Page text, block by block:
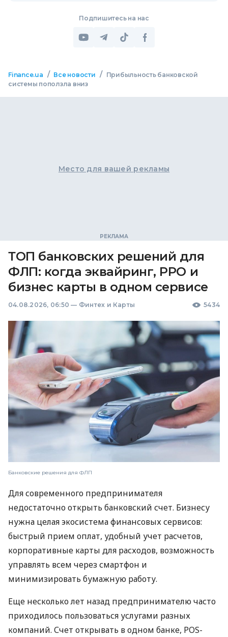
Подпишитесь на нас
Finance.ua / Все новости /
Прибыльность банковской
системы поползла вниз
Место для вашей рекламы
ТОП банковских решений для
ФЛП: когда эквайринг, РРО и
бизнес карты в одном сервисе
04.08.2026, 06:50 — Финтех и Карты 5434
Банковские решения для ФЛП
Для современного предпринимателя
недостаточно открыть банковский счет. Бизнесу
нужна целая экосистема финансовых сервисов:
быстрый прием оплат, удобный учет расчетов,
корпоративные карты для расходов, возможность
управлять всем через смартфон и
минимизировать бумажную работу.
Еще несколько лет назад предпринимателю часто
приходилось пользоваться услугами разных
компаний. Счет открывать в одном банке, POS-